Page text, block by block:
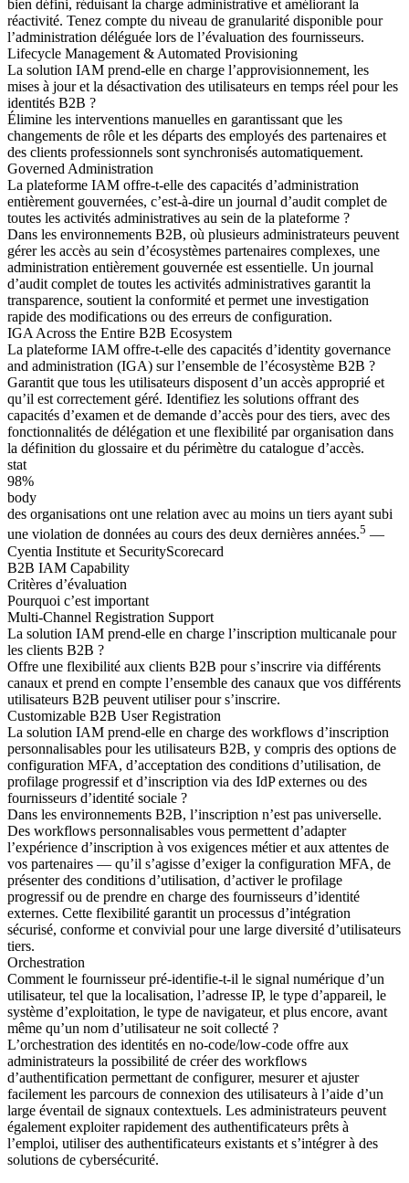
bien défini, réduisant la charge administrative et améliorant la
réactivité. Tenez compte du niveau de granularité disponible pour
l’administration déléguée lors de l’évaluation des fournisseurs.
Lifecycle Management & Automated Provisioning
La solution IAM prend-elle en charge l’approvisionnement, les
mises à jour et la désactivation des utilisateurs en temps réel pour les
identités B2B ?
Élimine les interventions manuelles en garantissant que les
changements de rôle et les départs des employés des partenaires et
des clients professionnels sont synchronisés automatiquement.
Governed Administration
La plateforme IAM offre-t-elle des capacités d’administration
entièrement gouvernées, c’est-à-dire un journal d’audit complet de
toutes les activités administratives au sein de la plateforme ?
Dans les environnements B2B, où plusieurs administrateurs peuvent
gérer les accès au sein d’écosystèmes partenaires complexes, une
administration entièrement gouvernée est essentielle. Un journal
d’audit complet de toutes les activités administratives garantit la
transparence, soutient la conformité et permet une investigation
rapide des modifications ou des erreurs de configuration.
IGA Across the Entire B2B Ecosystem
La plateforme IAM offre-t-elle des capacités d’identity governance
and administration (IGA) sur l’ensemble de l’écosystème B2B ?
Garantit que tous les utilisateurs disposent d’un accès approprié et
qu’il est correctement géré. Identifiez les solutions offrant des
capacités d’examen et de demande d’accès pour des tiers, avec des
fonctionnalités de délégation et une flexibilité par organisation dans
la définition du glossaire et du périmètre du catalogue d’accès.
stat
98%
body
des organisations ont une relation avec au moins un tiers ayant subi
une violation de données au cours des deux dernières années.5 —
Cyentia Institute et SecurityScorecard
B2B IAM Capability
Critères d’évaluation
Pourquoi c’est important
Multi-Channel Registration Support
La solution IAM prend-elle en charge l’inscription multicanale pour
les clients B2B ?
Offre une flexibilité aux clients B2B pour s’inscrire via différents
canaux et prend en compte l’ensemble des canaux que vos différents
utilisateurs B2B peuvent utiliser pour s’inscrire.
Customizable B2B User Registration
La solution IAM prend-elle en charge des workflows d’inscription
personnalisables pour les utilisateurs B2B, y compris des options de
configuration MFA, d’acceptation des conditions d’utilisation, de
profilage progressif et d’inscription via des IdP externes ou des
fournisseurs d’identité sociale ?
Dans les environnements B2B, l’inscription n’est pas universelle.
Des workflows personnalisables vous permettent d’adapter
l’expérience d’inscription à vos exigences métier et aux attentes de
vos partenaires — qu’il s’agisse d’exiger la configuration MFA, de
présenter des conditions d’utilisation, d’activer le profilage
progressif ou de prendre en charge des fournisseurs d’identité
externes. Cette flexibilité garantit un processus d’intégration
sécurisé, conforme et convivial pour une large diversité d’utilisateurs
tiers.
Orchestration
Comment le fournisseur pré-identifie-t-il le signal numérique d’un
utilisateur, tel que la localisation, l’adresse IP, le type d’appareil, le
système d’exploitation, le type de navigateur, et plus encore, avant
même qu’un nom d’utilisateur ne soit collecté ?
L’orchestration des identités en no-code/low-code offre aux
administrateurs la possibilité de créer des workflows
d’authentification permettant de configurer, mesurer et ajuster
facilement les parcours de connexion des utilisateurs à l’aide d’un
large éventail de signaux contextuels. Les administrateurs peuvent
également exploiter rapidement des authentificateurs prêts à
l’emploi, utiliser des authentificateurs existants et s’intégrer à des
solutions de cybersécurité.